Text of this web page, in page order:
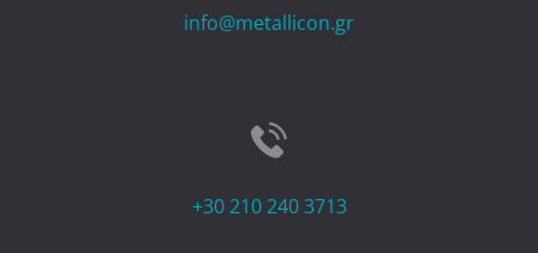
info@metallicon.gr
+30 210 240 3713